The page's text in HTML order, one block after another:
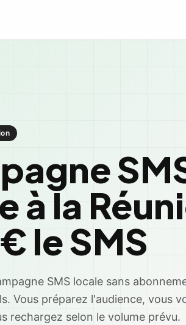
à la
le SMS
SMS locale sans
Vous préparez l'audience, vous
rechargez selon le volume prévu.